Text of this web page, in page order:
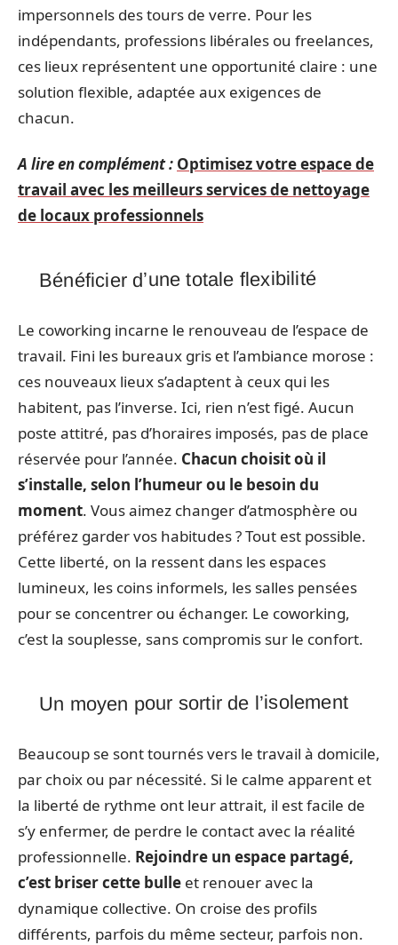
impersonnels des tours de verre. Pour les
indépendants, professions libérales ou freelances,
ces lieux représentent une opportunité claire : une
solution flexible, adaptée aux exigences de
chacun.
A lire en complément : Optimisez votre espace de
travail avec les meilleurs services de nettoyage
de locaux professionnels
Bénéficier d’une totale flexibilité
Le coworking incarne le renouveau de l’espace de
travail. Fini les bureaux gris et l’ambiance morose :
ces nouveaux lieux s’adaptent à ceux qui les
habitent, pas l’inverse. Ici, rien n’est figé. Aucun
poste attitré, pas d’horaires imposés, pas de place
réservée pour l’année. Chacun choisit où il
s’installe, selon l’humeur ou le besoin du
moment. Vous aimez changer d’atmosphère ou
préférez garder vos habitudes ? Tout est possible.
Cette liberté, on la ressent dans les espaces
lumineux, les coins informels, les salles pensées
pour se concentrer ou échanger. Le coworking,
c’est la souplesse, sans compromis sur le confort.
Un moyen pour sortir de l’isolement
Beaucoup se sont tournés vers le travail à domicile,
par choix ou par nécessité. Si le calme apparent et
la liberté de rythme ont leur attrait, il est facile de
s’y enfermer, de perdre le contact avec la réalité
professionnelle. Rejoindre un espace partagé,
c’est briser cette bulle et renouer avec la
dynamique collective. On croise des profils
différents, parfois du même secteur, parfois non.